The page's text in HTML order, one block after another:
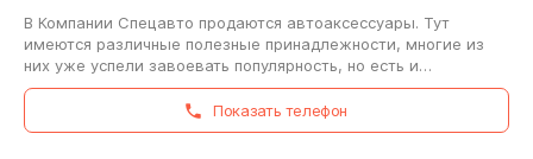
В Компании Спецавто продаются автоаксессуары. Тут
имеются различные полезные принадлежности, многие из
них уже успели завоевать популярность, но есть и
интересные новинки, разработанные для того,…
Показать телефон